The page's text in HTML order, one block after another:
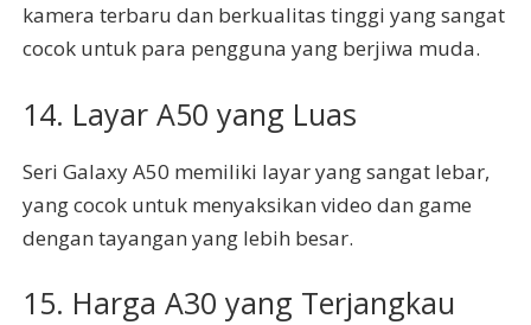
kamera terbaru dan berkualitas tinggi yang sangat
cocok untuk para pengguna yang berjiwa muda.
14. Layar A50 yang Luas
Seri Galaxy A50 memiliki layar yang sangat lebar,
yang cocok untuk menyaksikan video dan game
dengan tayangan yang lebih besar.
15. Harga A30 yang Terjangkau